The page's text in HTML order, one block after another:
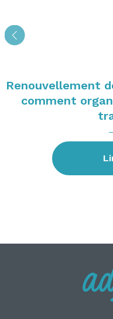
Renouvellement
comment